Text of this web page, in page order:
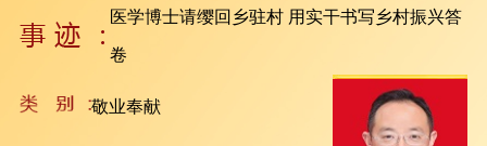
医学博士请缨回乡驻村 用实干书写乡村振兴答
卷
敬业奉献